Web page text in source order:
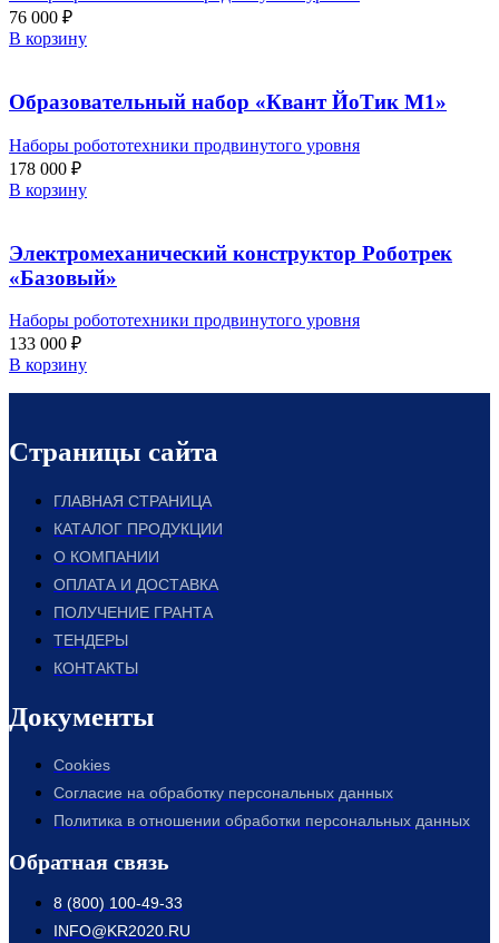
76 000 ₽
В корзину
Образовательный набор «Квант ЙоТик М1»
Наборы робототехники продвинутого уровня
178 000 ₽
В корзину
Электромеханический конструктор Роботрек
«Базовый»
Наборы робототехники продвинутого уровня
133 000 ₽
В корзину
Страницы сайта
ГЛАВНАЯ СТРАНИЦА
КАТАЛОГ ПРОДУКЦИИ
О КОМПАНИИ
ОПЛАТА И ДОСТАВКА
ПОЛУЧЕНИЕ ГРАНТА
ТЕНДЕРЫ
КОНТАКТЫ
Документы
Cookies
Согласие на обработку персональных данных
Политика в отношении обработки персональных данных
Обратная связь
8 (800) 100-49-33
INFO@KR2020.RU